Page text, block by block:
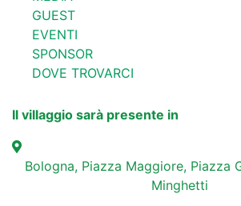
GUEST
EVENTI
SPONSOR
DOVE TROVARCI
Il villaggio sarà presente in
Bologna, Piazza Maggiore, Piazza
Minghetti